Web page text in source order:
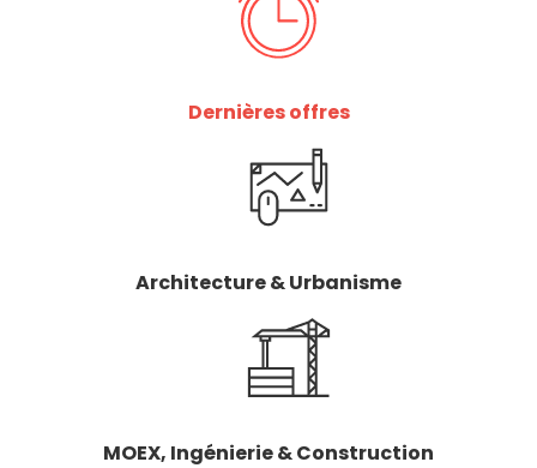
Dernières offres
Architecture & Urbanisme
MOEX, Ingénierie & Construction